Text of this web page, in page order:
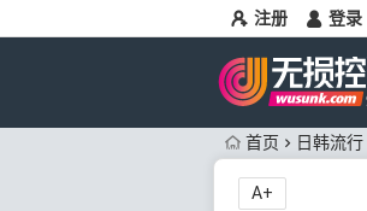
注册 登录
首页 日韩流行
A+